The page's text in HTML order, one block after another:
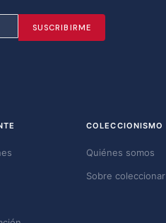
SUSCRIBIRME
COLECCIONISMO
Quiénes somos
Sobre coleccionar